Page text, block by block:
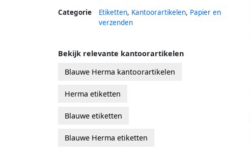
Categorie Etiketten, Kantoorartikelen, Papier en
verzenden
Bekijk relevante kantoorartikelen
Blauwe Herma kantoorartikelen
Herma etiketten
Blauwe etiketten
Blauwe Herma etiketten